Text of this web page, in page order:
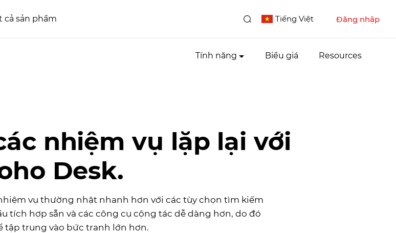
cả sản phẩm Tiếng Việt Đăng nhập
Tính năng Biểu giá Resources
nhiệm vụ lặp lại với
Desk.
vụ thường nhật nhanh hơn với các tùy chọn tìm kiếm
tích hợp sẵn và các công cụ cộng tác dễ dàng hơn, do đó
tập trung vào bức tranh lớn hơn.